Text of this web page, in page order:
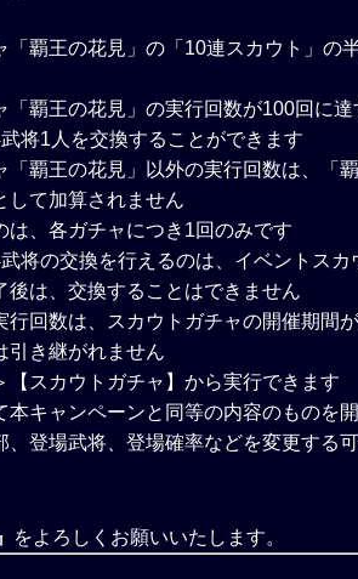
覇王の花見」の「10連スカウト」の
覇王の花見」の実行回数が100回に達
将1人を交換することができます
覇王の花見」以外の実行回数は、「
して加算されません
、各ガチャにつき1回のみです
将の交換を行えるのは、イベントスカ
後は、交換することはできません
回数は、スカウトガチャの開催期間
引き継がれません
スカウトガチャ】から実行できます
キャンペーンと同等の内容のものを
、登場武将、登場確率などを変更する
をよろしくお願いいたします。